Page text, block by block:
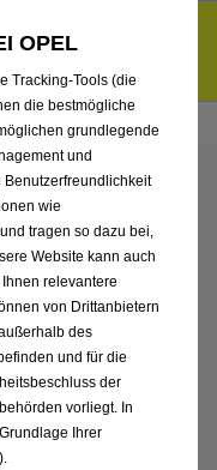
E-Autos und Plug-in-
>>
ALLE
AUTO
GMBH
OPEL
Tracking-Tools (die
die bestmögliche
grundlegende
und
wie
tragen so dazu bei,
Website kann auch
relevantere
von Drittanbietern
des
und für die
der
vorliegt. In
Ihrer